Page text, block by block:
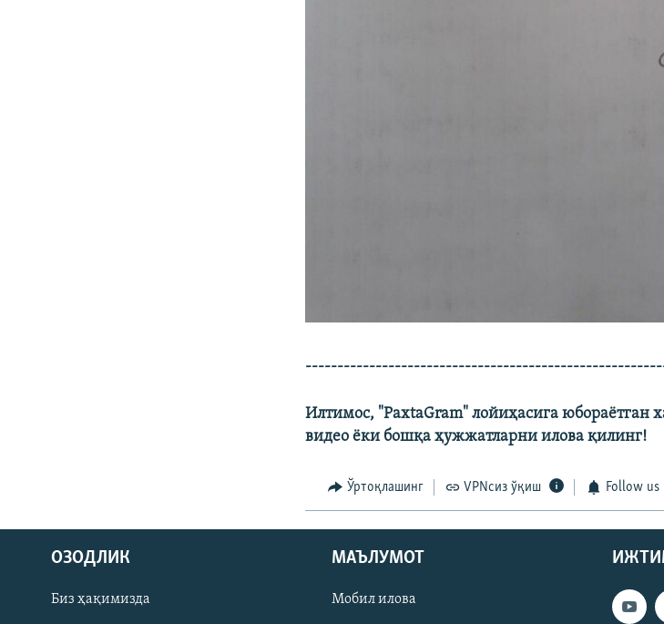
Илтимос, "PaxtaGram" лойиҳасига юбораётган
видео ёки бошқа ҳужжатларни илова қилинг!​
Ўртоқлашинг VPNсиз ўқиш Follow us
ОЗОДЛИК
Биз ҳақимизда
МАЪЛУМОТ
Мобил илова